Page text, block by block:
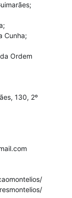
Cunha;
Ordem
130, 2º